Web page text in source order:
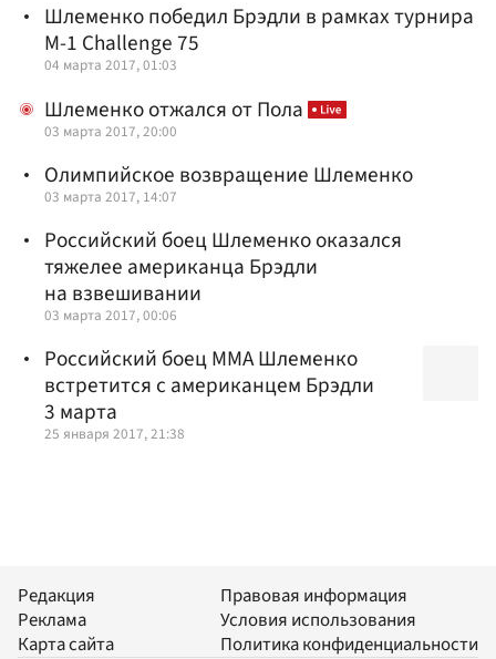
Шлеменко победил Брэдли в рамках турнира
M-1 Challenge 75
04 марта 2017, 01:03
Шлеменко отжался от Пола
03 марта 2017, 20:00
Олимпийское возвращение Шлеменко
03 марта 2017, 14:07
Российский боец Шлеменко оказался
тяжелее американца Брэдли
на взвешивании
03 марта 2017, 00:06
Российский боец ММА Шлеменко
встретится с американцем Брэдли
3 марта
25 января 2017, 21:38
Редакция
Реклама
Карта сайта
Правовая информация
Условия использования
Политика конфиденциальности